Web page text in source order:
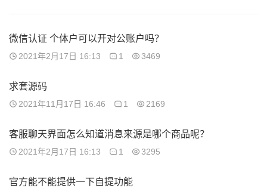
微信认证 个体户可以开对公账户吗？
2021年2月17日 16:13 1 3469
求套源码
2021年11月17日 16:46 1 2169
客服聊天界面怎么知道消息来源是哪个商品呢？
2021年2月17日 16:13 1 3295
官方能不能提供一下自提功能